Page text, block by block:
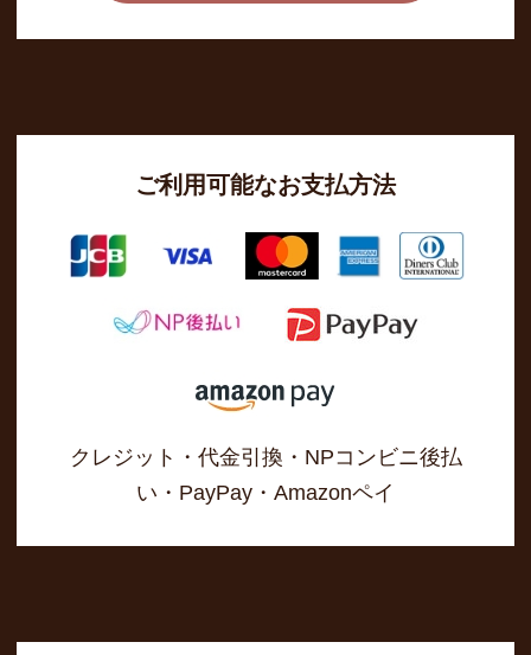
ご利用可能なお支払方法
クレジット・代金引換・NPコンビニ後払
い・PayPay・Amazonペイ